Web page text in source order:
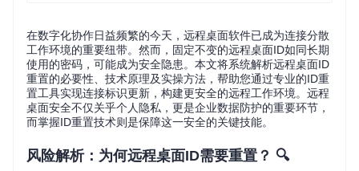
在数字化协作日益频繁的今天，远程桌面软件已成为连接分散
工作环境的重要纽带。然而，固定不变的远程桌面ID如同长期
使用的密码，可能成为安全隐患。本文将系统解析远程桌面ID
重置的必要性、技术原理及实操方法，帮助您通过专业的ID重
置工具实现连接标识更新，构建更安全的远程工作环境。远程
桌面安全不仅关乎个人隐私，更是企业数据防护的重要环节，
而掌握ID重置技术则是保障这一安全的关键技能。
风险解析：为何远程桌面ID需要重置？ 🔍